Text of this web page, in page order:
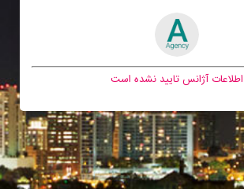
اطلاعات آژانس تایید نشده است